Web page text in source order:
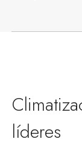
líderes